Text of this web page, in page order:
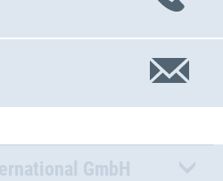
GmbH